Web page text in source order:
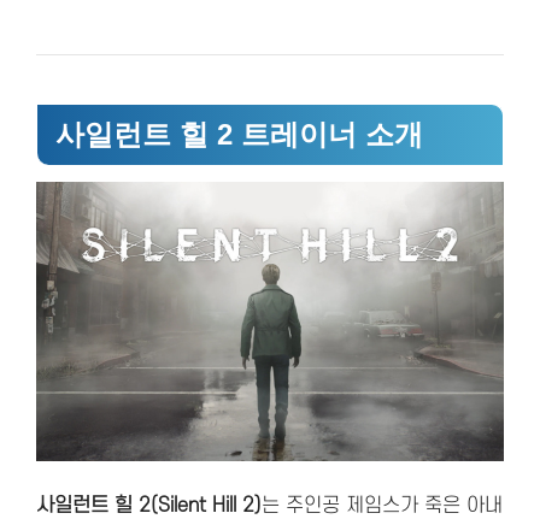
사일런트 힐 2 트레이너 소개
사일런트 힐 2(Silent Hill 2)는 주인공 제임스가 죽은 아내